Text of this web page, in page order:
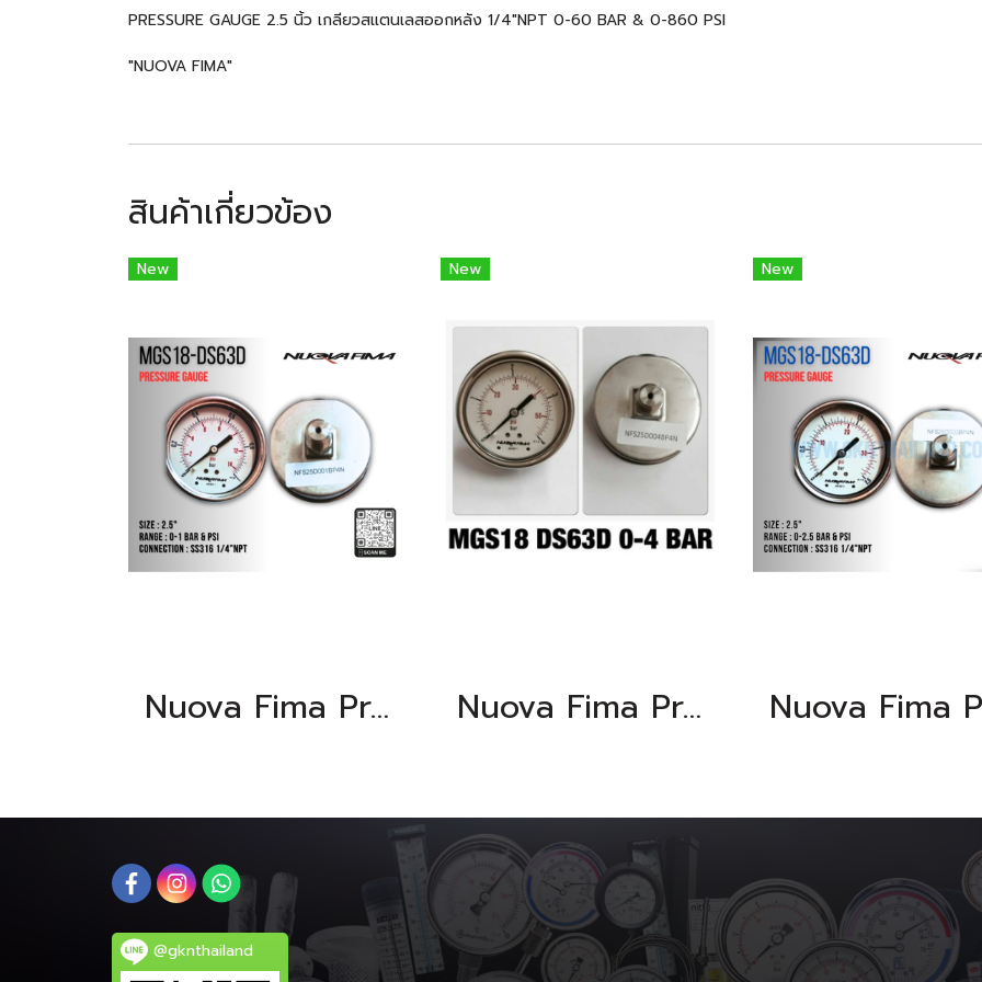
PRESSURE GAUGE 2.5 นิ้ว เกลียวสแตนเลสออกหลัง 1/4"NPT 0-60 BAR & 0-860 PSI
"NUOVA FIMA"
สินค้าเกี่ยวข้อง
New
Nuova Fima Pressure Gauge
New
Nuova Fima Pressure Gauge
New
@gknthailand